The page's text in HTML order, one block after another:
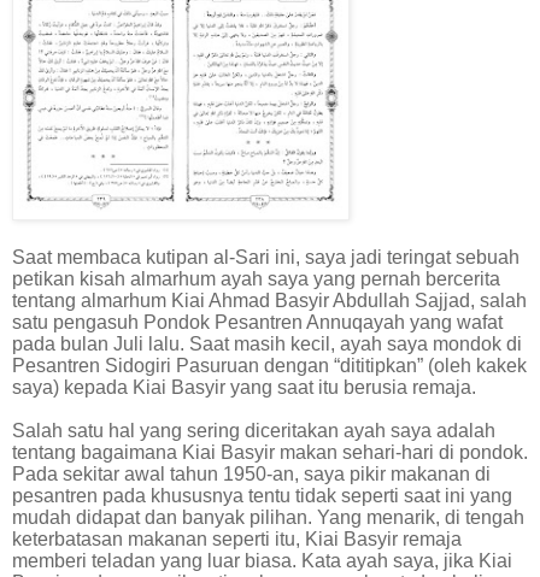
Saat membaca kutipan al-Sari ini, saya jadi teringat sebuah
petikan kisah almarhum ayah saya yang pernah bercerita
tentang almarhum Kiai Ahmad Basyir Abdullah Sajjad, salah
satu pengasuh Pondok Pesantren Annuqayah yang wafat
pada bulan Juli lalu. Saat masih kecil, ayah saya mondok di
Pesantren Sidogiri Pasuruan dengan “dititipkan” (oleh kakek
saya) kepada Kiai Basyir yang saat itu berusia remaja.
Salah satu hal yang sering diceritakan ayah saya adalah
tentang bagaimana Kiai Basyir makan sehari-hari di pondok.
Pada sekitar awal tahun 1950-an, saya pikir makanan di
pesantren pada khususnya tentu tidak seperti saat ini yang
mudah didapat dan banyak pilihan. Yang menarik, di tengah
keterbatasan makanan seperti itu, Kiai Basyir remaja
memberi teladan yang luar biasa. Kata ayah saya, jika Kiai